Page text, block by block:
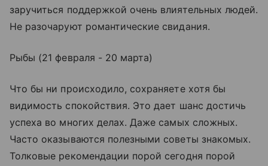
заручиться поддержкой очень влиятельных людей.
Не разочаруют романтические свидания.
Рыбы (21 февраля - 20 марта)
Что бы ни происходило, сохраняете хотя бы
видимость спокойствия. Это дает шанс достичь
успеха во многих делах. Даже самых сложных.
Часто оказываются полезными советы знакомых.
Толковые рекомендации порой сегодня порой